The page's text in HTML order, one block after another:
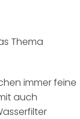
Thema
immer feine
auch